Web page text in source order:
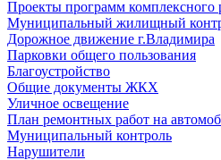
Проекты программ комплексного
Муниципальный жилищный
Дорожное движение г.Владимира
Парковки общего пользования
Благоустройство
Общие документы ЖКХ
Уличное освещение
План ремонтных работ на
Муниципальный контроль
Нарушители